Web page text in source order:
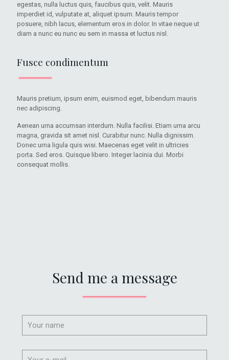
egestas, nulla luctus quis, faucibus quis, velit. Mauris
imperdiet id, vulputate at, aliquet ipsum. Mauris tempor
posuere, nibh lacus, elementum eros in dolor. In vitae neque ut
diam a nunc eu nunc eu sem in massa et luctus nisl.
Fusce condimentum
Mauris pretium, ipsum enim, euismod eget, bibendum mauris
nec adipiscing.
Aenean urna accumsan interdum. Nulla facilisi. Etiam urna arcu
magna, gravida sit amet nisl. Curabitur nunc. Nulla dignissim.
Donec urna ligula quis wisi. Maecenas eget velit in ultricies
porta. Sed eros. Quisque libero. Integer lacinia dui. Morbi
consequat mollis.
Send me a message